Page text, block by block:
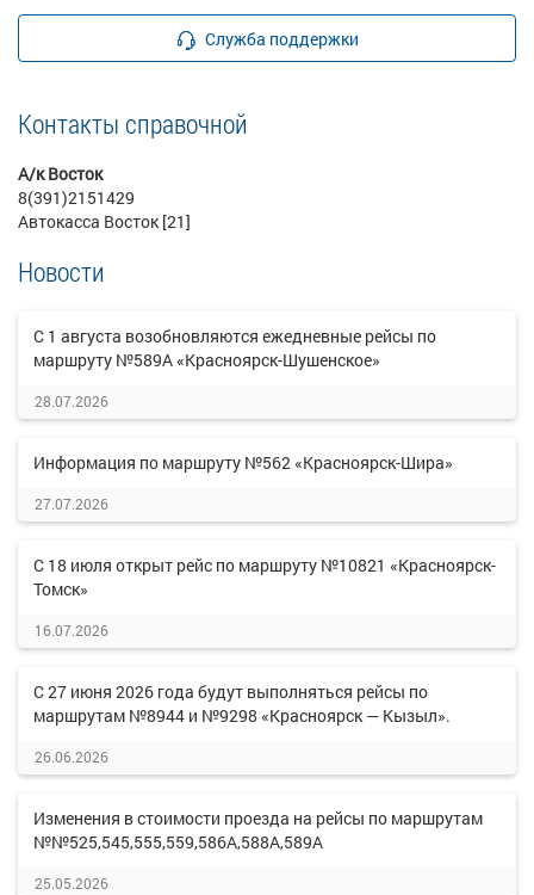
Служба поддержки
Контакты справочной
А/к Восток
8(391)2151429
Автокасса Восток [21]
Новости
С 1 августа возобновляются ежедневные рейсы по
маршруту №589А «Красноярск-Шушенское»
28.07.2026
Информация по маршруту №562 «Красноярск-Шира»
27.07.2026
С 18 июля открыт рейс по маршруту №10821 «Красноярск-
Томск»
16.07.2026
С 27 июня 2026 года будут выполняться рейсы по
маршрутам №8944 и №9298 «Красноярск — Кызыл».
26.06.2026
Изменения в стоимости проезда на рейсы по маршрутам
№№525,545,555,559,586А,588А,589А
25.05.2026